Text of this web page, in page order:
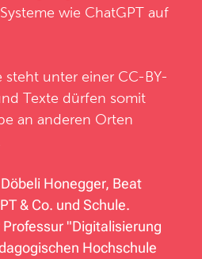
wie ChatGPT auf
steht unter einer CC-BY-
Texte dürfen somit
an anderen Orten
Döbeli Honegger, Beat
& Co. und Schule.
"Digitalisierung
Hochschule